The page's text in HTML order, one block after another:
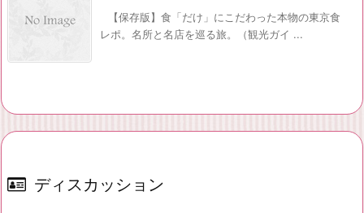
【保存版】食「だけ」にこだわった本物の東京食
レポ。名所と名店を巡る旅。（観光ガイ ...
ディスカッション